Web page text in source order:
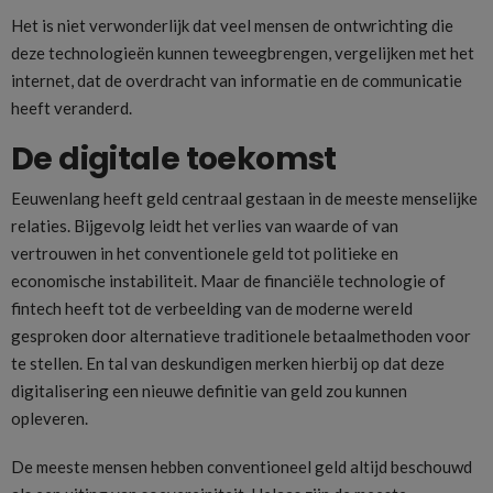
Het is niet verwonderlijk dat veel mensen de ontwrichting die
deze technologieën kunnen teweegbrengen, vergelijken met het
internet, dat de overdracht van informatie en de communicatie
heeft veranderd.
De digitale toekomst
Eeuwenlang heeft geld centraal gestaan in de meeste menselijke
relaties. Bijgevolg leidt het verlies van waarde of van
vertrouwen in het conventionele geld tot politieke en
economische instabiliteit. Maar de financiële technologie of
fintech heeft tot de verbeelding van de moderne wereld
gesproken door alternatieve traditionele betaalmethoden voor
te stellen. En tal van deskundigen merken hierbij op dat deze
digitalisering een nieuwe definitie van geld zou kunnen
opleveren.
De meeste mensen hebben conventioneel geld altijd beschouwd